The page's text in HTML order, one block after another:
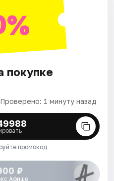
покупке
Проверено: 1 минуту назад
промокод
₽
Афише